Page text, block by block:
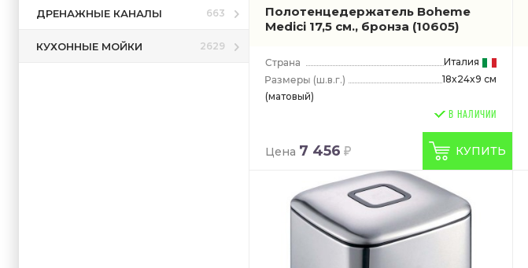
ДРЕНАЖНЫЕ КАНАЛЫ 663
КУХОННЫЕ МОЙКИ 2629
Полотенцедержатель Boheme
Medici 17,5 см., бронза (10605)
Италия
(ш.в.г.)
18x24x9 см
(матовый)
В НАЛИЧИИ
Цена 7 456 КУПИТЬ